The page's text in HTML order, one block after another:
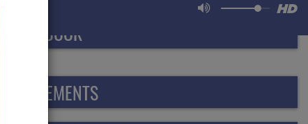
FACEBOOK
ÉVÈNEMENTS